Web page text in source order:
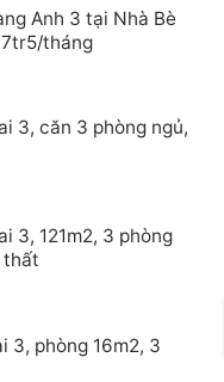
Anh 3 tại Nhà Bè
tháng
3, căn 3 phòng ngủ,
3, 121m2, 3 phòng
thất
3, phòng 16m2, 3